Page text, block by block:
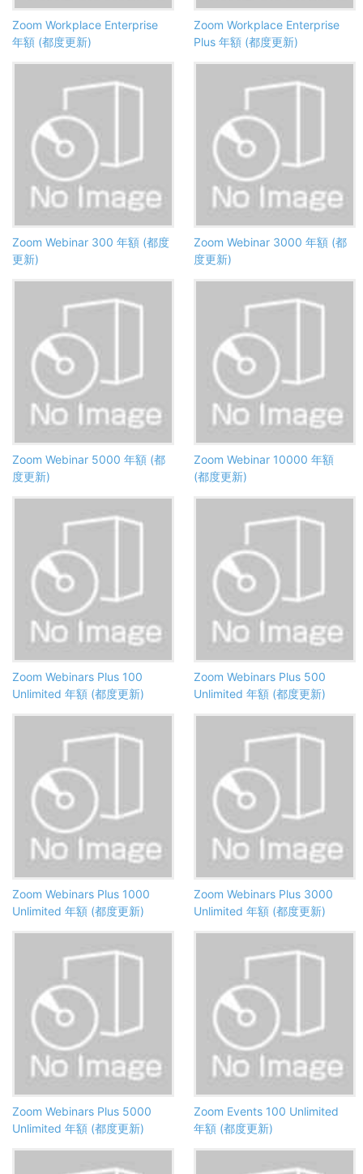
Zoom Workplace Enterprise
年額 (都度更新)
Zoom Workplace Enterprise
Plus 年額 (都度更新)
Zoom Webinar 300 年額 (都度
更新)
Zoom Webinar 3000 年額 (都
度更新)
Zoom Webinar 5000 年額 (都
度更新)
Zoom Webinar 10000 年額
(都度更新)
Zoom Webinars Plus 100
Unlimited 年額 (都度更新)
Zoom Webinars Plus 500
Unlimited 年額 (都度更新)
Zoom Webinars Plus 1000
Unlimited 年額 (都度更新)
Zoom Webinars Plus 3000
Unlimited 年額 (都度更新)
Zoom Webinars Plus 5000
Unlimited 年額 (都度更新)
Zoom Events 100 Unlimited
年額 (都度更新)